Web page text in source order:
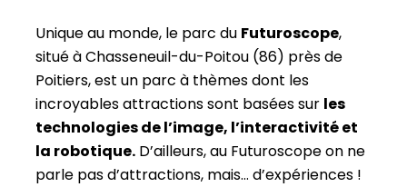
Unique au monde, le parc du Futuroscope,
situé à Chasseneuil-du-Poitou (86) près de
Poitiers, est un parc à thèmes dont les
incroyables attractions sont basées sur les
technologies de l’image, l’interactivité et
la robotique. D’ailleurs, au Futuroscope on ne
parle pas d’attractions, mais… d’expériences !